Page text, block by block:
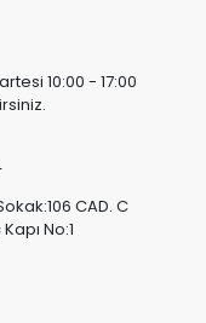
10:00 - 17:00
CAD. C
No:1